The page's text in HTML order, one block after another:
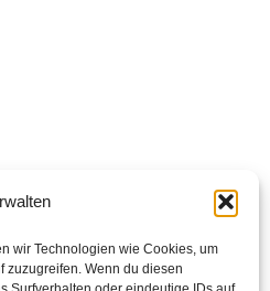
wir Technologien wie Cookies, um
zuzugreifen. Wenn du diesen